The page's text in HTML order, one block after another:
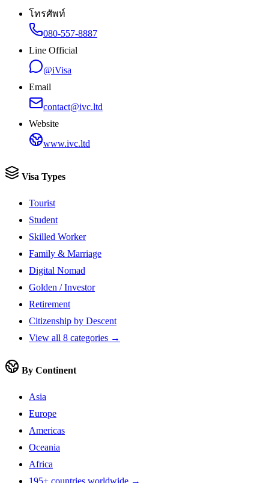
โทรศัพท์
080-557-8887
Line Official
@iVisa
Email
contact@ivc.ltd
Website
www.ivc.ltd
Visa Types
Tourist
Student
Skilled Worker
Family & Marriage
Digital Nomad
Golden / Investor
Retirement
Citizenship by Descent
View all 8 categories →
By Continent
Asia
Europe
Americas
Oceania
Africa